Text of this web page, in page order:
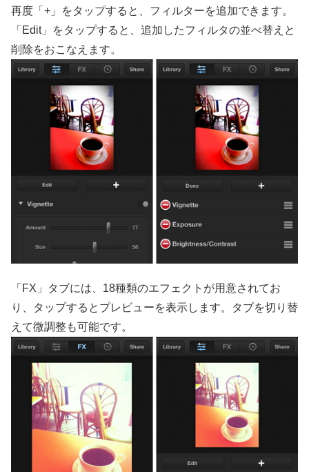
再度「+」をタップすると、フィルターを追加できます。
「Edit」をタップすると、追加したフィルタの並べ替えと
削除をおこなえます。
「FX」タブには、18種類のエフェクトが用意されてお
り、タップするとプレビューを表示します。タブを切り替
えて微調整も可能です。